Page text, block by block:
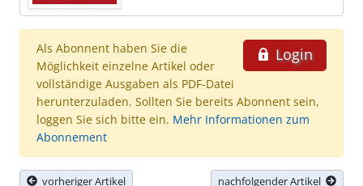
Login
Als Abonnent haben Sie die
Möglichkeit einzelne Artikel oder
vollständige Ausgaben als PDF-Datei
herunterzuladen. Sollten Sie bereits Abonnent sein,
loggen Sie sich bitte ein. Mehr Informationen zum
Abonnement
vorheriger Artikel nachfolgender Artikel